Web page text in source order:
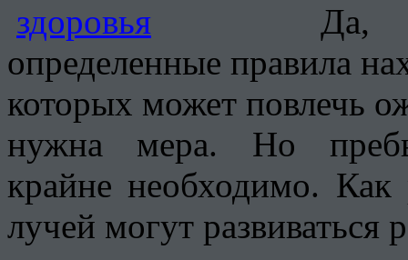
Да,
определенные правила
которых может повлечь
нужна мера. Но
крайне необходимо. Как
лучей могут развиваться